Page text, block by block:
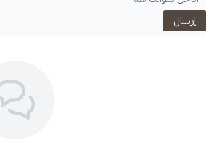
إرسال